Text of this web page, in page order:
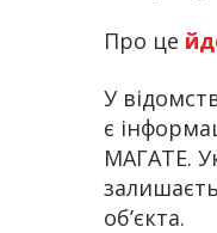
Про це
У
є
МАГАТЕ.
об’єкта.